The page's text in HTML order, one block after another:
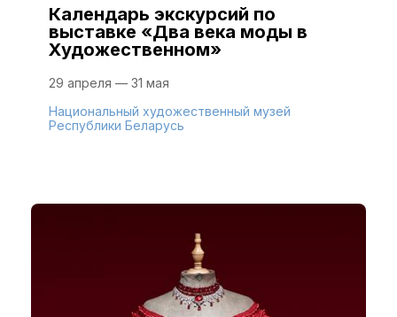
Календарь экскурсий по
выставке «Два века моды в
Художественном»
29 апреля — 31 мая
Национальный художественный музей
Республики Беларусь